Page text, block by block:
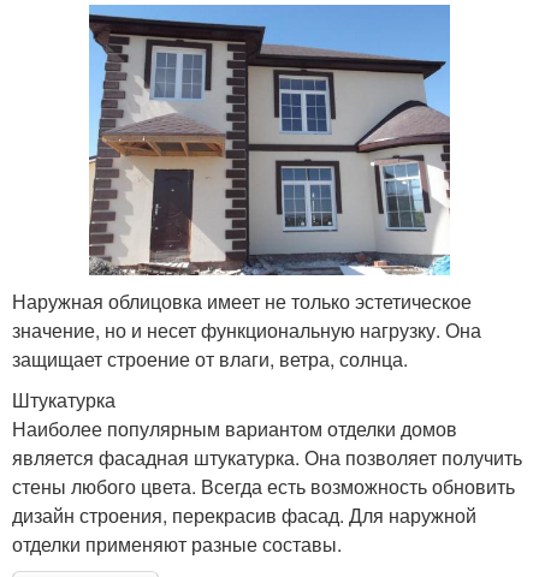
Наружная облицовка имеет не только эстетическое
значение, но и несет функциональную нагрузку. Она
защищает строение от влаги, ветра, солнца.
Штукатурка
Наиболее популярным вариантом отделки домов
является фасадная штукатурка. Она позволяет получить
стены любого цвета. Всегда есть возможность обновить
дизайн строения, перекрасив фасад. Для наружной
отделки применяют разные составы.